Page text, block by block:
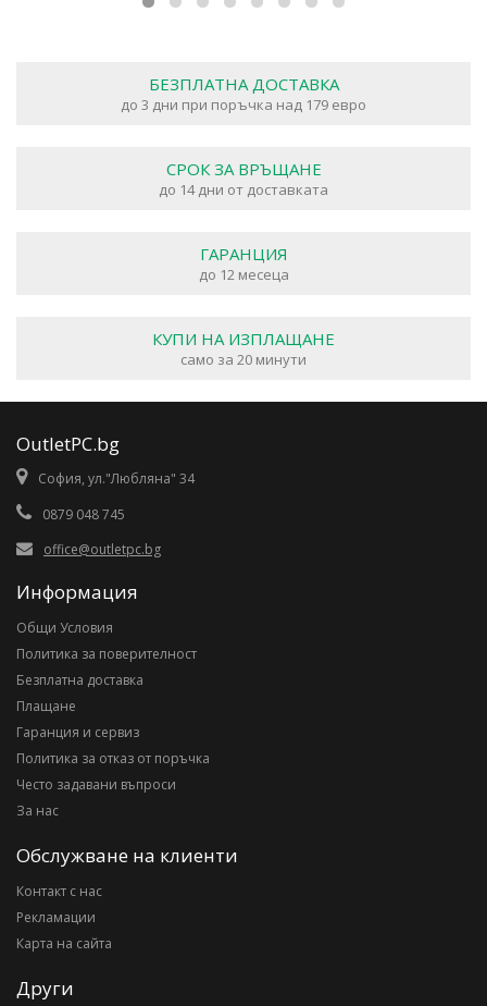
БЕЗПЛАТНА ДОСТАВКА
до 3 дни при поръчка над 179 евро
СРОК ЗА ВРЪЩАНЕ
до 14 дни от доставката
ГАРАНЦИЯ
до 12 месеца
КУПИ НА ИЗПЛАЩАНЕ
само за 20 минути
OutletPC.bg
София, ул."Любляна" 34
0879 048 745
office@outletpc.bg
Информация
Общи Условия
Политика за поверителност
Безплатна доставка
Плащане
Гаранция и сервиз
Политика за отказ от поръчка
Често задавани въпроси
За нас
Обслужване на клиенти
Контакт с нас
Рекламации
Карта на сайта
Други